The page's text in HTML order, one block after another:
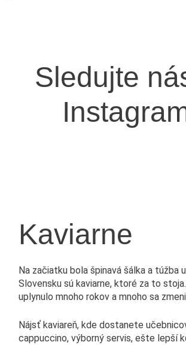
Sledujte
Kaviarne
Na začiatku bola špinavá šálka a túžba
Slovensku sú kaviarne, ktoré za to
uplynulo mnoho rokov a mnoho sa
Nájsť kaviareň, kde dostanete
cappuccino, výborný servis, ešte lepší